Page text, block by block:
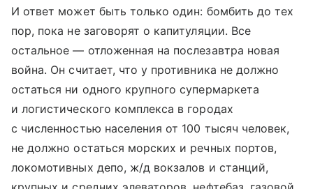
И ответ может быть только один: бомбить до тех
пор, пока не заговорят о капитуляции. Все
остальное — отложенная на послезавтра новая
война. Он считает, что у противника не должно
остаться ни одного крупного супермаркета
и логистического комплекса в городах
с численностью населения от 100 тысяч человек,
не должно остаться морских и речных портов,
локомотивных депо, ж/д вокзалов и станций,